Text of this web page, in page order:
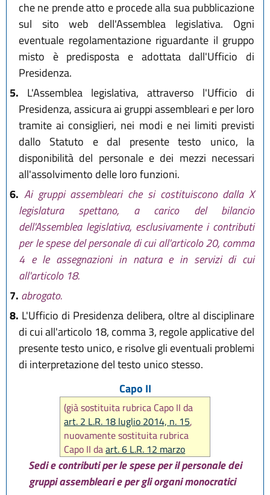
che ne prende atto e procede alla sua pubblicazione
sul sito web dell'Assemblea legislativa. Ogni
eventuale regolamentazione riguardante il gruppo
misto è predisposta e adottata dall'Ufficio di
Presidenza.
5. L'Assemblea legislativa, attraverso l'Ufficio di
Presidenza, assicura ai gruppi assembleari e per loro
tramite ai consiglieri, nei modi e nei limiti previsti
dallo Statuto e dal presente testo unico, la
disponibilità del personale e dei mezzi necessari
all'assolvimento delle loro funzioni.
6. Ai gruppi assembleari che si costituiscono dalla X
legislatura spettano, a carico del bilancio
dell'Assemblea legislativa, esclusivamente i contributi
per le spese del personale di cui all'articolo 20, comma
4 e le assegnazioni in natura e in servizi di cui
all'articolo 18.
7. abrogato.
8. L'Ufficio di Presidenza delibera, oltre al disciplinare
di cui all'articolo 18, comma 3, regole applicative del
presente testo unico, e risolve gli eventuali problemi
di interpretazione del testo unico stesso.
Capo II
(già sostituita rubrica Capo II da
art. 2 L.R. 18 luglio 2014, n. 15,
nuovamente sostituita rubrica
Capo II daart. 6 L.R. 12 marzo
2015, n. 1)
Sedi e contributi per le spese per il personale dei
gruppi assembleari e per gli organi monocratici